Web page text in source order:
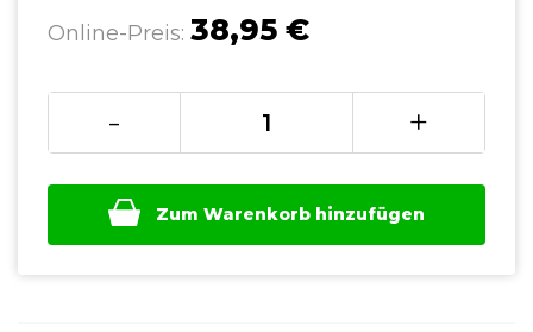
Online-Preis: 38,95 €
- +
Zum Warenkorb hinzufügen